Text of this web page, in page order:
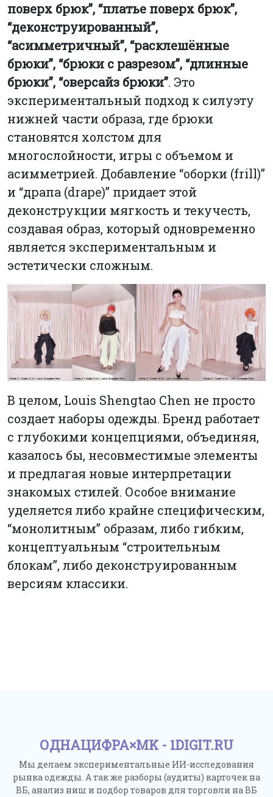
поверх брюк”, “платье поверх брюк”,
“деконструированный”,
“асимметричный”, “расклешённые
брюки”, “брюки с разрезом”, “длинные
брюки”, “оверсайз брюки”. Это
экспериментальный подход к силуэту
нижней части образа, где брюки
становятся холстом для
многослойности, игры с объемом и
асимметрией. Добавление “оборки (frill)”
и “драпа (drape)” придает этой
деконструкции мягкость и текучесть,
создавая образ, который одновременно
является экспериментальным и
эстетически сложным.
В целом, Louis Shengtao Chen не просто
создает наборы одежды. Бренд работает
с глубокими концепциями, объединяя,
казалось бы, несовместимые элементы
и предлагая новые интерпретации
знакомых стилей. Особое внимание
уделяется либо крайне специфическим,
“монолитным” образам, либо гибким,
концептуальным “строительным
блокам”, либо деконструированным
версиям классики.
ОДНАЦИФРА×MK - 1DIGIT.RU
Мы делаем экспериментальные ИИ-исследования
рынка одежды. А так же разборы (аудиты) карточек на
ВБ, анализ ниш и подбор товаров для торговли на ВБ